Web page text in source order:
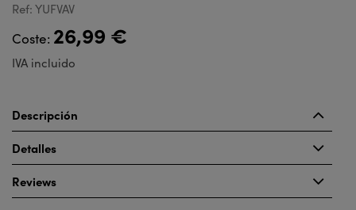
Ref: YUFVAV
Coste: 26,99 €
IVA incluido
Descripción
Detalles
Reviews